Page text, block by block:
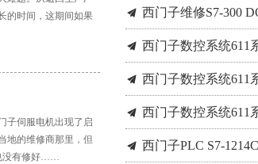
的时间，这期间如果
子伺服电机出现了启
地的维修商那里，但
没有修好……
끔 西门子维修S7-300
끔 西门子数控系统611
끔 西门子数控系统611
끔 西门子数控系统611
끔 西门子PLC S7-